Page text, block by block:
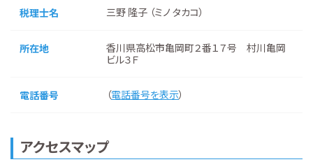
税理士名 三野 隆子 （ミノ タカコ）
所在地
香川県高松市亀岡町２番１７号 村川亀岡
ビル３Ｆ
電話番号 （電話番号を表示）
アクセスマップ